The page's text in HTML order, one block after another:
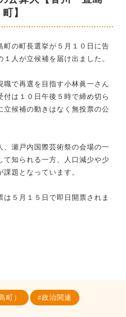
町】
町の町長選挙が５月１０日に告
人が立候補を届け出ました。
職で再選を目指す小林眞一さん
付は１０日午後５時で締め切ら
立候補の動きはなく無投票の公
、瀬戸内国際芸術祭の会場の一
て知られる一方、人口減少や少
題となっています。
５月１５日で即日開票されま
町） 政治関連